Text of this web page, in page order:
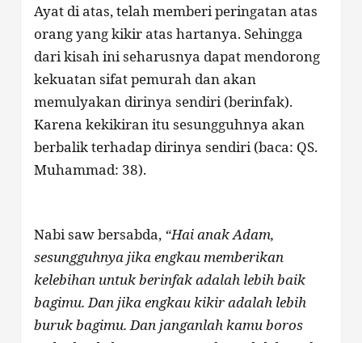
Ayat di atas, telah memberi peringatan atas
orang yang kikir atas hartanya. Sehingga
dari kisah ini seharusnya dapat mendorong
kekuatan sifat pemurah dan akan
memulyakan dirinya sendiri (berinfak).
Karena kekikiran itu sesungguhnya akan
berbalik terhadap dirinya sendiri (baca: QS.
Muhammad: 38).
Nabi saw bersabda, “Hai anak Adam,
sesungguhnya jika engkau memberikan
kelebihan untuk berinfak adalah lebih baik
bagimu. Dan jikaengkau kikir adalah lebih
buruk bagimu. Dan janganlah kamu boros